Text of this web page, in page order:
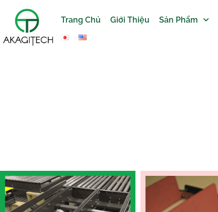
Trang Chủ Giới Thiệu Sản Phẩm